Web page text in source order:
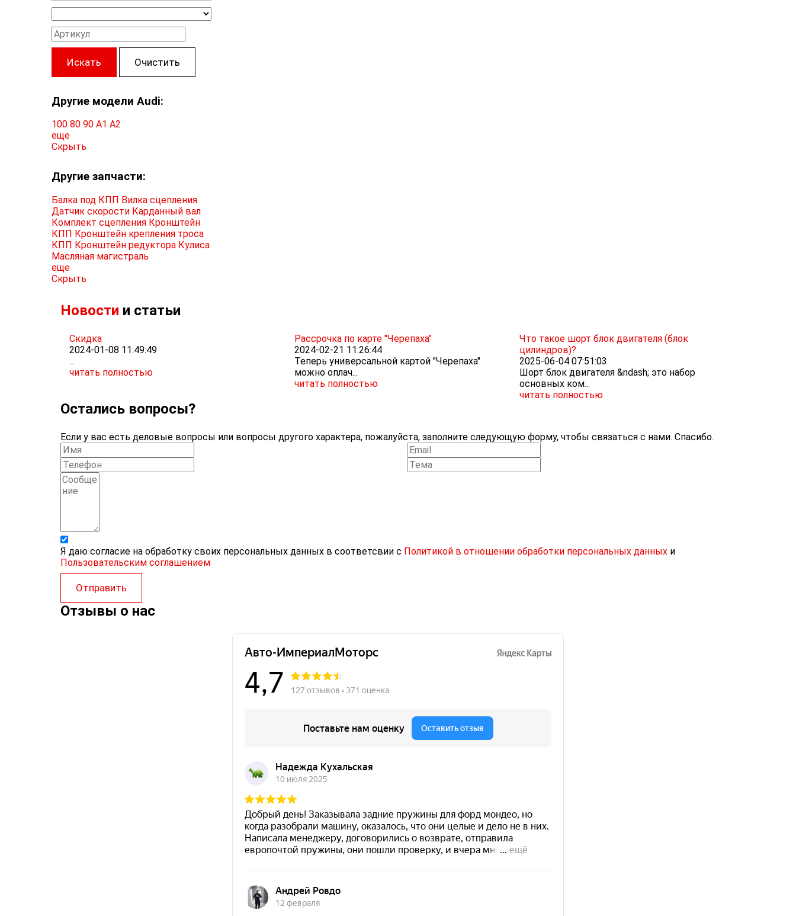
Искать Очистить
Другие модели Audi:
100 80 90 A1 A2
еще
Скрыть
Другие запчасти:
Балка под КПП Вилка сцепления
Датчик скорости Карданный вал
Комплект сцепления Кронштейн
КПП Кронштейн крепления троса
КПП Кронштейн редуктора Кулиса
Масляная магистраль
еще
Скрыть
Новости и статьи
Скидка
2024-01-08 11:49:49
...
читать полностью
Рассрочка по карте "Черепаха"
2024-02-21 11:26:44
Теперь универсальной картой "Черепаха"
можно оплач...
читать полностью
Что такое шорт блок двигателя (блок
цилиндров)?
2025-06-04 07:51:03
Шорт блок двигателя &ndash; это набор
основных ком...
читать полностью
Остались вопросы?
Если у вас есть деловые вопросы или вопросы другого характера, пожалуйста, заполните следующую форму, чтобы связаться с нами. Спасибо.
Я даю согласие на обработку своих персональных данных в соответсвии с Политикой в отношении обработки персональных данных и
Пользовательским соглашением
Отправить
Отзывы о нас